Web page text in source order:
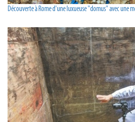
Découverte à Rome d'une luxueuse "domus" avec une